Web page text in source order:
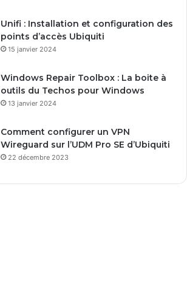
Unifi : Installation et configuration des
points d’accès Ubiquiti
15 janvier 2024
Windows Repair Toolbox : La boite à
outils du Techos pour Windows
13 janvier 2024
Comment configurer un VPN
Wireguard sur l’UDM Pro SE d’Ubiquiti
22 décembre 2023